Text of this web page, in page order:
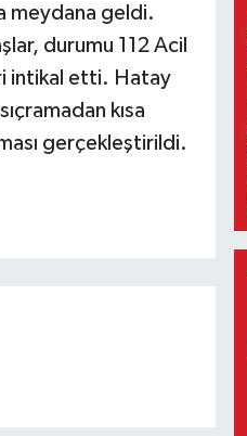
meydana geldi.
durumu 112 Acil
intikal etti. Hatay
kısa
gerçekleştirildi.